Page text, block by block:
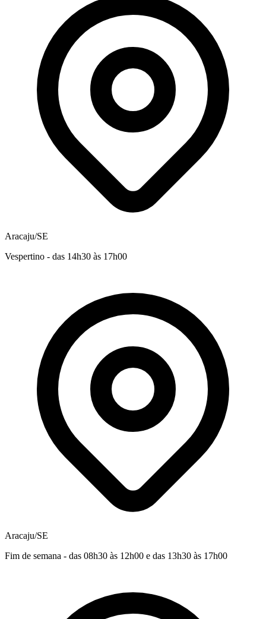
Aracaju/SE
Vespertino - das 14h30 às 17h00
Aracaju/SE
Fim de semana - das 08h30 às 12h00 e das 13h30 às 17h00